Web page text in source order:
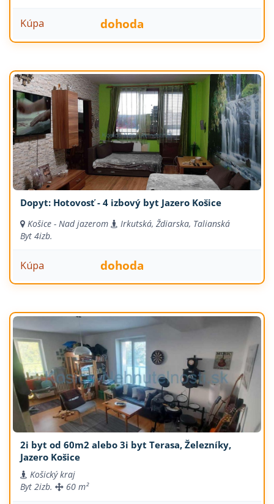
Kúpa dohoda
Dopyt: Hotovosť - 4 izbový byt Jazero Košice
Košice - Nad jazerom
Irkutská, Ždiarska, Talianská
Byt 4izb.
Kúpa dohoda
2i byt od 60m2 alebo 3i byt Terasa, Železníky,
Jazero Košice
Košický kraj
Byt 2izb. 60 m²